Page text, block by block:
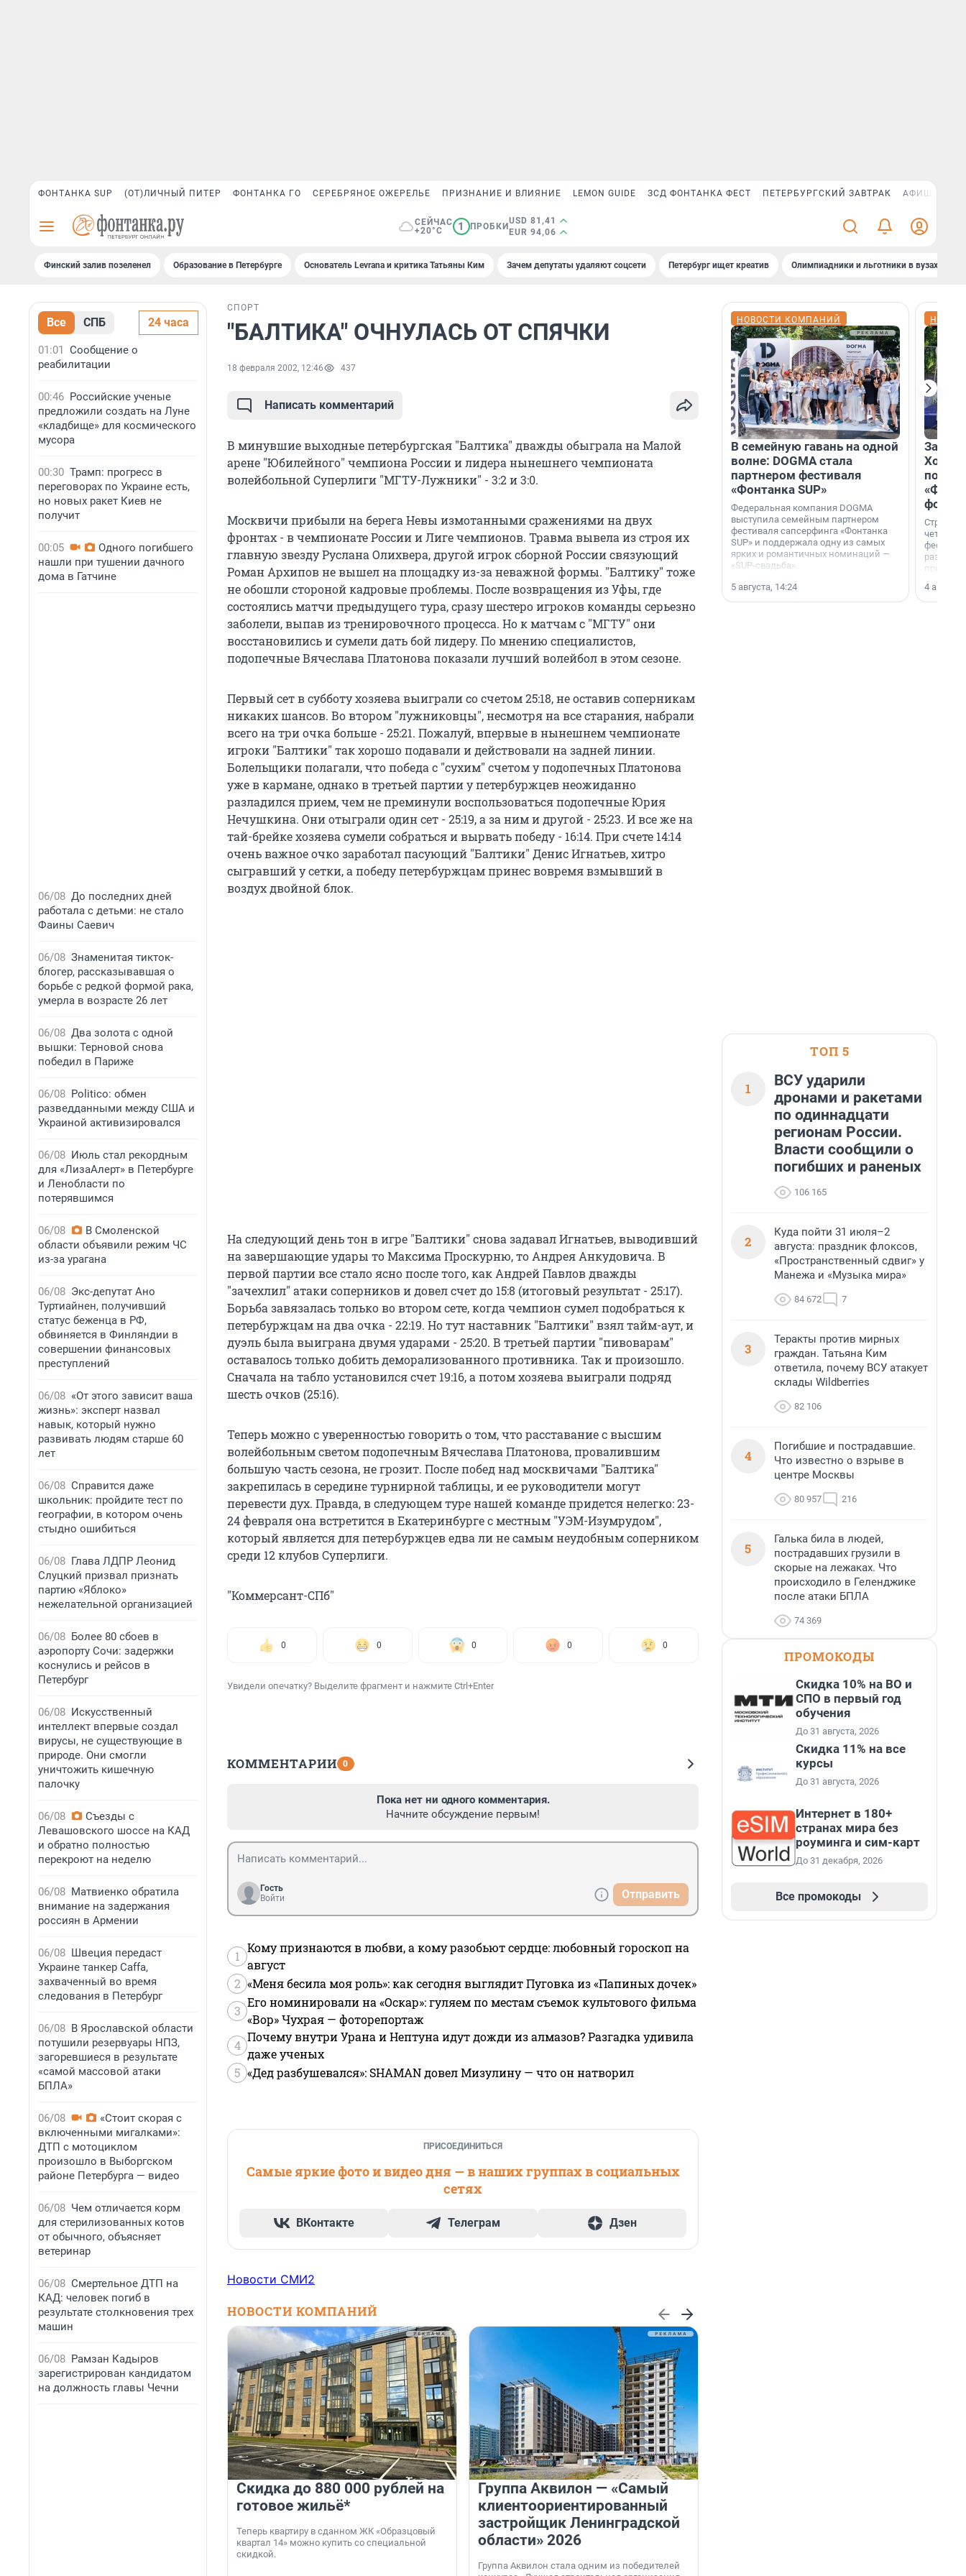
ФОНТАНКА SUP (ОТ)ЛИЧНЫЙ ПИТЕР ФОНТАНКА ГО СЕРЕБРЯНОЕ ОЖЕРЕЛЬЕ ПРИЗНАНИЕ И ВЛИЯНИЕ LEMON GUIDE ЗСД ФОНТАНКА ФЕСТ ПЕТЕРБУРГСКИЙ ЗАВТРАК АФИША PLUS
СЕЙЧАС
+20°C
1 ПРОБКИ
USD 81,41
EUR 94,06
Финский залив позеленел Образование в Петербурге Основатель Levrana и критика Татьяны Ким Зачем депутаты удаляют соцсети Петербург ищет креатив Олимпиадники и льготники в вузах СПб
Все СПБ 24 часа
01:01 Сообщение о
реабилитации
00:46 Российские ученые
предложили создать на Луне
«кладбище» для космического
мусора
00:30 Трамп: прогресс в
переговорах по Украине есть,
но новых ракет Киев не
получит
00:05
Одного погибшего
нашли при тушении дачного
дома в Гатчине
06/08 До последних дней
работала с детьми: не стало
Фаины Саевич
06/08 Знаменитая тикток-
блогер, рассказывавшая о
борьбе с редкой формой рака,
умерла в возрасте 26 лет
06/08 Два золота с одной
вышки: Терновой снова
победил в Париже
06/08 Politico: обмен
разведданными между США и
Украиной активизировался
06/08 Июль стал рекордным
для «ЛизаАлерт» в Петербурге
и Ленобласти по
потерявшимся
06/08
В Смоленской
области объявили режим ЧС
из-за урагана
06/08 Экс-депутат Ано
Туртиайнен, получивший
статус беженца в РФ,
обвиняется в Финляндии в
совершении финансовых
преступлений
06/08 «От этого зависит ваша
жизнь»: эксперт назвал
навык, который нужно
развивать людям старше 60
лет
06/08 Справится даже
школьник: пройдите тест по
географии, в котором очень
стыдно ошибиться
06/08 Глава ЛДПР Леонид
Слуцкий призвал признать
партию «Яблоко»
нежелательной организацией
06/08 Более 80 сбоев в
аэропорту Сочи: задержки
коснулись и рейсов в
Петербург
06/08 Искусственный
интеллект впервые создал
вирусы, не существующие в
природе. Они смогли
уничтожить кишечную
палочку
06/08
Съезды с
Левашовского шоссе на КАД
и обратно полностью
перекроют на неделю
06/08 Матвиенко обратила
внимание на задержания
россиян в Армении
06/08 Швеция передаст
Украине танкер Caffa,
захваченный во время
следования в Петербург
06/08 В Ярославской области
потушили резервуары НПЗ,
загоревшиеся в результате
«самой массовой атаки
БПЛА»
06/08
«Стоит скорая с
включенными мигалками»:
ДТП с мотоциклом
произошло в Выборгском
районе Петербурга — видео
06/08 Чем отличается корм
для стерилизованных котов
от обычного, объясняет
ветеринар
06/08 Смертельное ДТП на
КАД: человек погиб в
результате столкновения трех
машин
06/08 Рамзан Кадыров
зарегистрирован кандидатом
на должность главы Чечни
СПОРТ
"БАЛТИКА" ОЧНУЛАСЬ ОТ СПЯЧКИ
18 февраля 2002, 12:46 437
Написать комментарий
В минувшие выходные петербургская "Балтика" дважды обыграла на Малой
арене "Юбилейного" чемпиона России и лидера нынешнего чемпионата
волейбольной Суперлиги "МГТУ-Лужники" - 3:2 и 3:0.
Москвичи прибыли на берега Невы измотанными сражениями на двух
фронтах - в чемпионате России и Лиге чемпионов. Травма вывела из строя их
главную звезду Руслана Олихвера, другой игрок сборной России связующий
Роман Архипов не вышел на площадку из-за неважной формы. "Балтику" тоже
не обошли стороной кадровые проблемы. После возвращения из Уфы, где
состоялись матчи предыдущего тура, сразу шестеро игроков команды серьезно
заболели, выпав из тренировочного процесса. Но к матчам с "МГТУ" они
восстановились и сумели дать бой лидеру. По мнению специалистов,
подопечные Вячеслава Платонова показали лучший волейбол в этом сезоне.
Первый сет в субботу хозяева выиграли со счетом 25:18, не оставив соперникам
никаких шансов. Во втором "лужниковцы", несмотря на все старания, набрали
всего на три очка больше - 25:21. Пожалуй, впервые в нынешнем чемпионате
игроки "Балтики" так хорошо подавали и действовали на задней линии.
Болельщики полагали, что победа с "сухим" счетом у подопечных Платонова
уже в кармане, однако в третьей партии у петербуржцев неожиданно
разладился прием, чем не преминули воспользоваться подопечные Юрия
Нечушкина. Они отыграли один сет - 25:19, а за ним и другой - 25:23. И все же на
тай-брейке хозяева сумели собраться и вырвать победу - 16:14. При счете 14:14
очень важное очко заработал пасующий "Балтики" Денис Игнатьев, хитро
сыгравший у сетки, а победу петербуржцам принес вовремя взмывший в
воздух двойной блок.
На следующий день тон в игре "Балтики" снова задавал Игнатьев, выводивший
на завершающие удары то Максима Проскурню, то Андрея Анкудовича. В
первой партии все стало ясно после того, как Андрей Павлов дважды
"зачехлил" атаки соперников и довел счет до 15:8 (итоговый результат - 25:17).
Борьба завязалась только во втором сете, когда чемпион сумел подобраться к
петербуржцам на два очка - 22:19. Но тут наставник "Балтики" взял тайм-аут, и
дуэль была выиграна двумя ударами - 25:20. В третьей партии "пивоварам"
оставалось только добить деморализованного противника. Так и произошло.
Сначала на табло установился счет 19:16, а потом хозяева выиграли подряд
шесть очков (25:16).
Теперь можно с уверенностью говорить о том, что расставание с высшим
волейбольным светом подопечным Вячеслава Платонова, провалившим
большую часть сезона, не грозит. После побед над москвичами "Балтика"
закрепилась в середине турнирной таблицы, и ее руководители могут
перевести дух. Правда, в следующем туре нашей команде придется нелегко: 23-
24 февраля она встретится в Екатеринбурге с местным "УЭМ-Изумрудом",
который является для петербуржцев едва ли не самым неудобным соперником
среди 12 клубов Суперлиги.
"Коммерсант-СПб"
0 0 0 0 0
Увидели опечатку? Выделите фрагмент и нажмите Ctrl+Enter
КОММЕНТАРИИ 0
Пока нет ни одного комментария.
Начните обсуждение первым!
Гость
Войти
Отправить
1
Кому признаются в любви, а кому разобьют сердце: любовный гороскоп на
август
2 «Меня бесила моя роль»: как сегодня выглядит Пуговка из «Папиных дочек»
3
Его номинировали на «Оскар»: гуляем по местам съемок культового фильма
«Вор» Чухрая — фоторепортаж
4
Почему внутри Урана и Нептуна идут дожди из алмазов? Разгадка удивила
даже ученых
5 «Дед разбушевался»: SHAMAN довел Мизулину — что он натворил
ПРИСОЕДИНИТЬСЯ
Самые яркие фото и видео дня — в наших группах в социальных
сетях
ВКонтакте Телеграм Дзен
Новости СМИ2
НОВОСТИ КОМПАНИЙ
Скидка до 880 000 рублей на
готовое жильё*
Теперь квартиру в сданном ЖК «Образцовый
квартал 14» можно купить со специальной
скидкой.
Группа Аквилон — «Самый
клиентоориентированный
застройщик Ленинградской
области» 2026
Группа Аквилон стала одним из победителей
НОВОСТИ КОМПАНИЙ
В семейную гавань на одной
волне: DOGMA стала
партнером фестиваля
«Фонтанка SUP»
Федеральная компания DOGMA
выступила семейным партнером
фестиваля сапсерфинга «Фонтанка
SUP» и поддержала одну из самых
ярких и романтичных номинаций —
«SUP-свадьба».
5 августа, 14:24
раз
4
ТОП 5
1
ВСУ ударили
дронами и ракетами
по одиннадцати
регионам России.
Власти сообщили о
погибших и раненых
106 165
2
Куда пойти 31 июля–2
августа: праздник флоксов,
«Пространственный сдвиг» у
Манежа и «Музыка мира»
84 672 7
3
Теракты против мирных
граждан. Татьяна Ким
ответила, почему ВСУ атакует
склады Wildberries
82 106
4
Погибшие и пострадавшие.
Что известно о взрыве в
центре Москвы
80 957 216
5
Галька била в людей,
пострадавших грузили в
скорые на лежаках. Что
происходило в Геленджике
после атаки БПЛА
74 369
ПРОМОКОДЫ
Скидка 10% на ВО и
СПО в первый год
обучения
До 31 августа, 2026
Скидка 11% на все
курсы
До 31 августа, 2026
Интернет в 180+
странах мира без
роуминга и сим-карт
До 31 декабря, 2026
Все промокоды